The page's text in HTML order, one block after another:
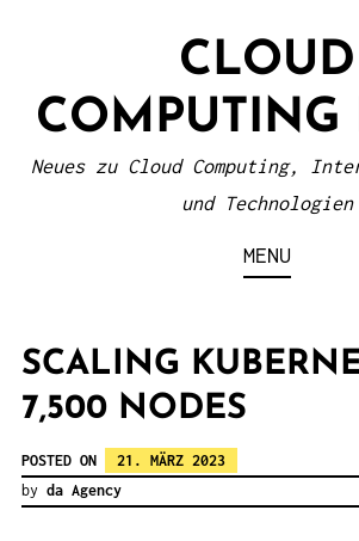
CLOUD
COMPUTING
Neues zu Cloud Computing,
und Technologien
MENU
SCALING
7,500 NODES
POSTED ON
21. MÄRZ 2023
by da Agency